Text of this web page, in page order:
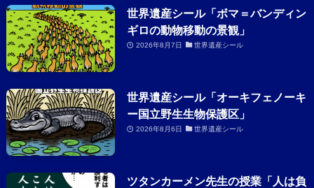
世界遺産シール「ボマ＝バンディン
ギロの動物移動の景観」
2026年8月7日 世界遺産シール
世界遺産シール「オーキフェノーキ
ー国立野生生物保護区」
2026年8月6日 世界遺産シール
ツタンカーメン先生の授業「人は負